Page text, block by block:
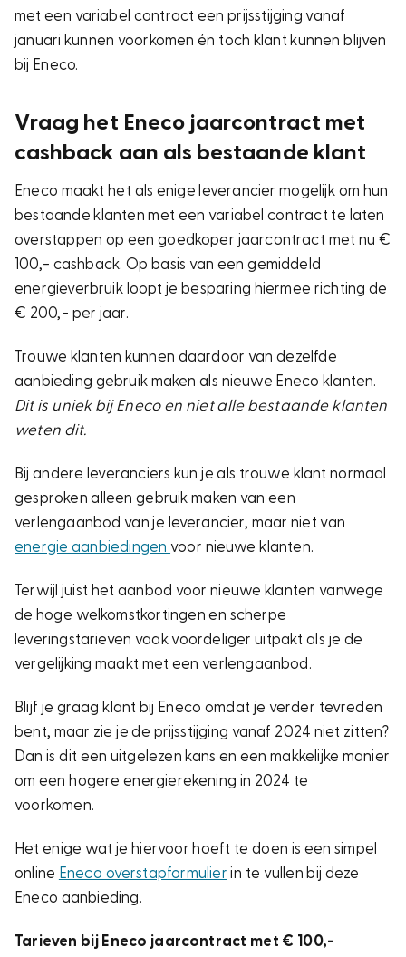
met een variabel contract een prijsstijging vanaf
januari kunnen voorkomen én toch klant kunnen blijven
bij Eneco.
Vraag het Eneco jaarcontract met
cashback aan als bestaande klant
Eneco maakt het als enige leverancier mogelijk om hun
bestaande klanten met een variabel contract te laten
overstappen op een goedkoper jaarcontract met nu €
100,- cashback. Op basis van een gemiddeld
energieverbruik loopt je besparing hiermee richting de
€ 200,- per jaar.
Trouwe klanten kunnen daardoor van dezelfde
aanbieding gebruik maken als nieuwe Eneco klanten.
Dit is uniek bij Eneco en niet alle bestaande klanten
weten dit.
Bij andere leveranciers kun je als trouwe klant normaal
gesproken alleen gebruik maken van een
verlengaanbod van je leverancier, maar niet van
energie aanbiedingen voor nieuwe klanten.
Terwijl juist het aanbod voor nieuwe klanten vanwege
de hoge welkomstkortingen en scherpe
leveringstarieven vaak voordeliger uitpakt als je de
vergelijking maakt met een verlengaanbod.
Blijf je graag klant bij Eneco omdat je verder tevreden
bent, maar zie je de prijsstijging vanaf 2024 niet zitten?
Dan is dit een uitgelezen kans en een makkelijke manier
om een hogere energierekening in 2024 te
voorkomen.
Het enige wat je hiervoor hoeft te doen is een simpel
online Eneco overstapformulier in te vullen bij deze
Eneco aanbieding.
Tarieven bij Eneco jaarcontract met € 100,-